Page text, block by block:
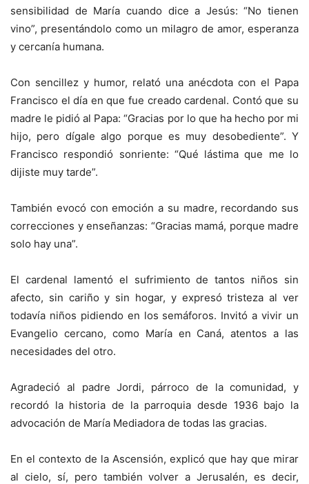
sensibilidad de María cuando dice a Jesús: “No tienen
vino”, presentándolo como un milagro de amor, esperanza
y cercanía humana.
Con sencillez y humor, relató una anécdota con el Papa
Francisco el día en que fue creado cardenal. Contó que su
madre le pidió al Papa: “Gracias por lo que ha hecho por mi
hijo, pero dígale algo porque es muy desobediente”. Y
Francisco respondió sonriente: “Qué lástima que me lo
dijiste muy tarde”.
También evocó con emoción a su madre, recordando sus
correcciones y enseñanzas: “Gracias mamá, porque madre
solo hay una”.
El cardenal lamentó el sufrimiento de tantos niños sin
afecto, sin cariño y sin hogar, y expresó tristeza al ver
todavía niños pidiendo en los semáforos. Invitó a vivir un
Evangelio cercano, como María en Caná, atentos a las
necesidades del otro.
Agradeció al padre Jordi, párroco de la comunidad, y
recordó la historia de la parroquia desde 1936 bajo la
advocación de María Mediadora de todas las gracias.
En el contexto de la Ascensión, explicó que hay que mirar
al cielo, sí, pero también volver a Jerusalén, es decir,